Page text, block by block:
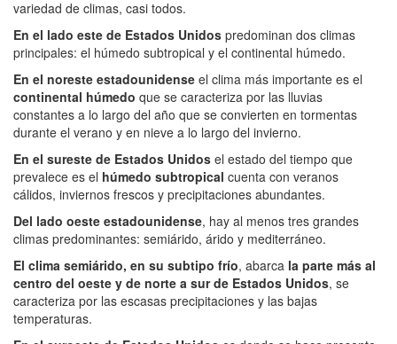
variedad de climas, casi todos.
En el lado este de Estados Unidos predominan dos climas
principales: el húmedo subtropical y el continental húmedo.
En el noreste estadounidense el clima más importante es el
continental húmedo que se caracteriza por las lluvias
constantes a lo largo del año que se convierten en tormentas
durante el verano y en nieve a lo largo del invierno.
En el sureste de Estados Unidos el estado del tiempo que
prevalece es el húmedo subtropical cuenta con veranos
cálidos, inviernos frescos y precipitaciones abundantes.
Del lado oeste estadounidense, hay al menos tres grandes
climas predominantes: semiárido, árido y mediterráneo.
El clima semiárido, en su subtipo frío, abarca la parte más al
centro del oeste y de norte a sur de Estados Unidos, se
caracteriza por las escasas precipitaciones y las bajas
temperaturas.